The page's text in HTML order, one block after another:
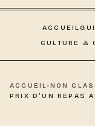
ACCUEIL
CULTURE &
ACCUEIL› NON
PRIX D’UN REPAS